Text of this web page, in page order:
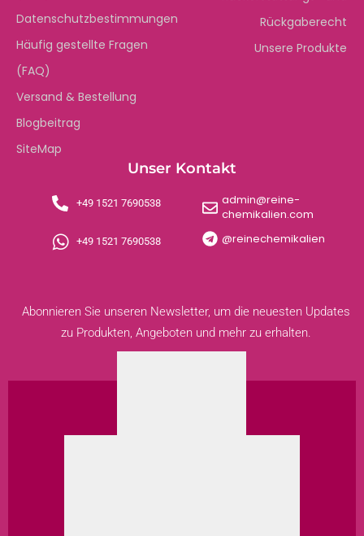
Datenschutzbestimmungen
Häufig gestellte Fragen
(FAQ)
Versand & Bestellung
Blogbeitrag
SiteMap
Rückgaberecht
Unsere Produkte
Unser Kontakt
+49 1521 7690538
+49 1521 7690538
admin@reine-
chemikalien.com
@reinechemikalien
Abonnieren Sie unseren Newsletter, um die neuesten Updates
zu Produkten, Angeboten und mehr zu erhalten.